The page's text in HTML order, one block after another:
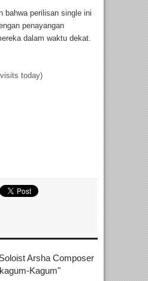
bahwa perilisan single ini
penayangan
dalam waktu dekat.
today)
Arsha Composer
Kagum"